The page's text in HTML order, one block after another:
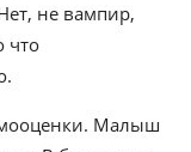
не вампир,
что
Малыш